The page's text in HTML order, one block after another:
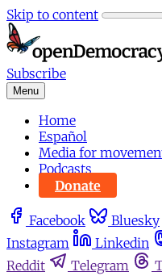
Skip to content
Subscribe
Menu
Home
Español
Media for
Podcasts
Donate
Facebook Bluesky
Instagram
Linkedin
Reddit
Telegram